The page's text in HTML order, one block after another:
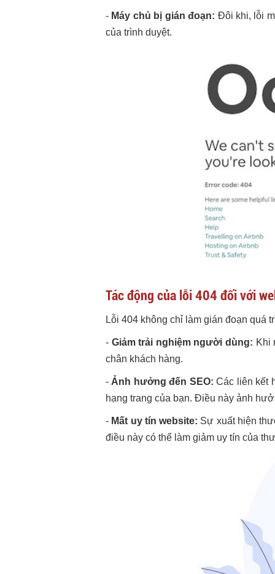
- Máy chủ bị gián đoạn: Đôi khi, lỗi
của trình duyệt.
Tác động của lỗi 404 đối với
Lỗi 404 không chỉ làm gián đoạn quá
- Giảm trải nghiệm người dùng: Khi
chân khách hàng.
-Ảnh hưởng đến SEO: Các liên kết
hạng trang của bạn. Điều này ảnh
- Mất uy tín website: Sự xuất hiện
điều này có thể làm giảm uy tín của